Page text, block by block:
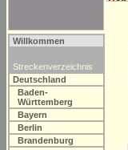
Willkommen
Streckenverzeichnis
Deutschland
Baden-
Württemberg
Bayern
Berlin
Brandenburg